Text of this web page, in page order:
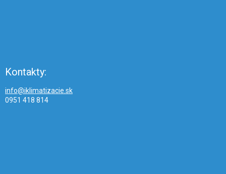
Kontakty:
info@iklimatizacie.sk
0951 418 814